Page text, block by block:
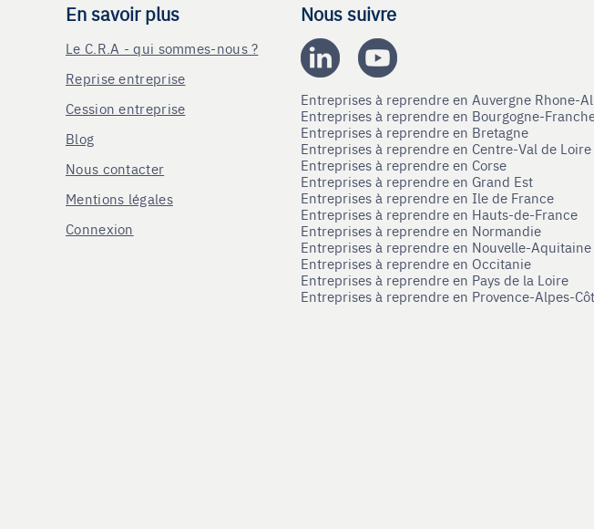
En savoir plus
Le C.R.A - qui sommes-nous ?
Reprise entreprise
Cession entreprise
Blog
Nous contacter
Mentions légales
Connexion
Nous suivre
Entreprises à reprendre en Auvergne Rhone-
Entreprises à reprendre en Bourgogne-
Entreprises à reprendre en Bretagne
Entreprises à reprendre en Centre-Val de Loire
Entreprises à reprendre en Corse
Entreprises à reprendre en Grand Est
Entreprises à reprendre en Ile de France
Entreprises à reprendre en Hauts-de-France
Entreprises à reprendre en Normandie
Entreprises à reprendre en Nouvelle-Aquitaine
Entreprises à reprendre en Occitanie
Entreprises à reprendre en Pays de la Loire
Entreprises à reprendre en Provence-Alpes-